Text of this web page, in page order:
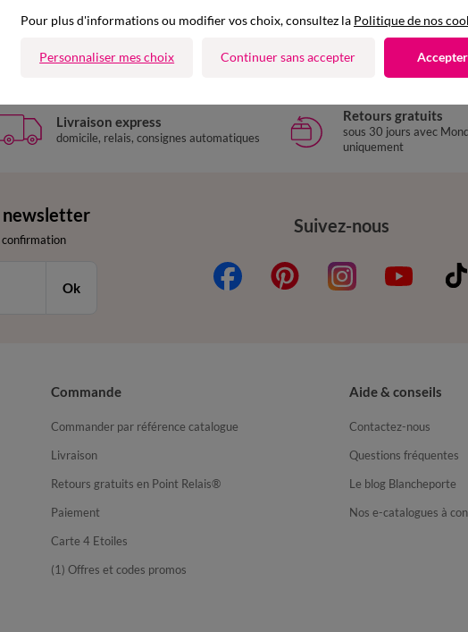
Soutien-gorge avec armatures
Livraison express
domicile, relais, consignes automatiques
Retours gratuits
sous 30 jours avec
uniquement
newsletter
Ok
Suivez-nous
Commande
Commander par référence catalogue
Livraison
Retours gratuits en Point Relais®
Paiement
Carte 4 Etoiles
(1) Offres et codes promos
Aide & conseils
Contactez-nous
Questions fréquentes
Le blog Blancheporte
Nos e-catalogues à
Pour plus d'informations ou modifier vos choix, consultez la Politique de nos
Personnaliser mes choix Continuer sans accepter